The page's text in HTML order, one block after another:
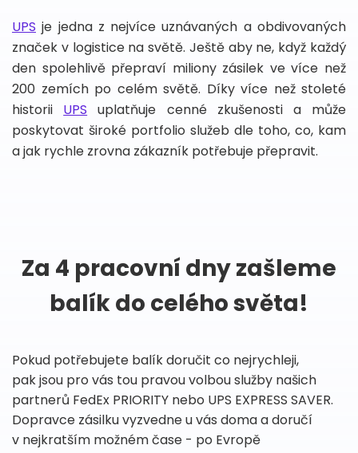
UPS je jedna z nejvíce uznávaných a obdivovaných
značek v logistice na světě. Ještě aby ne, když každý
den spolehlivě přepraví miliony zásilek ve více než
200 zemích po celém světě. Díky více než stoleté
historii UPS uplatňuje cenné zkušenosti a může
poskytovat široké portfolio služeb dle toho, co, kam
a jak rychle zrovna zákazník potřebuje přepravit.
Za 4 pracovní dny zašleme
balík do celého světa!
Pokud potřebujete balík doručit co nejrychleji,
pak jsou pro vás tou pravou volbou služby našich
partnerů FedEx PRIORITY nebo UPS EXPRESS SAVER.
Dopravce zásilku vyzvedne u vás doma a doručí
v nejkratším možném čase - po Evropě